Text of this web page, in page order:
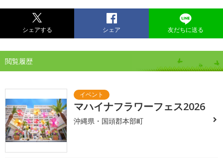
シェアする シェア 友だちに送る
閲覧履歴
マハイナフラワーフェス2026
沖縄県・国頭郡本部町